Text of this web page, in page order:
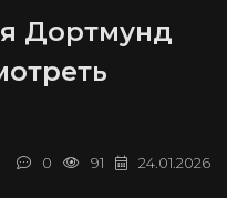
Дортмунд
24.01.2026
91
0